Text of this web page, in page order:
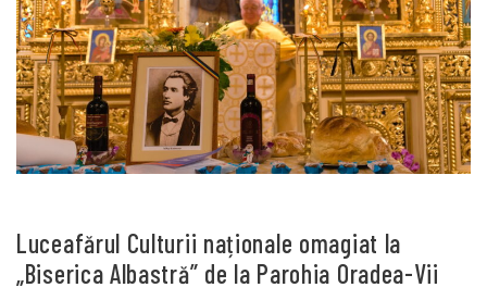
Luceafărul Culturii naționale omagiat la
„Biserica Albastră” de la Parohia Oradea-Vii